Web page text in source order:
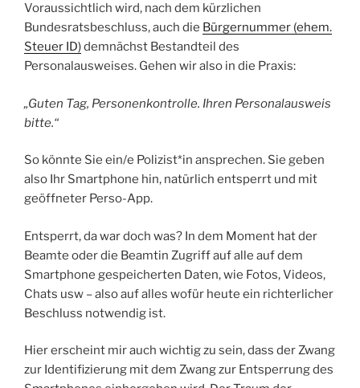
Voraussichtlich wird, nach dem kürzlichen
Bundesratsbeschluss, auch die Bürgernummer (ehem.
Steuer ID)demnächst Bestandteil des
Personalausweises. Gehen wir also in die Praxis:
„Guten Tag, Personenkontrolle. Ihren Personalausweis
bitte.“
So könnte Sie ein/e Polizist*in ansprechen. Sie geben
also Ihr Smartphone hin, natürlich entsperrt und mit
geöffneter Perso-App.
Entsperrt, da war doch was? In dem Moment hat der
Beamte oder die Beamtin Zugriff auf alle auf dem
Smartphone gespeicherten Daten, wie Fotos, Videos,
Chats usw – also auf alles wofür heute ein richterlicher
Beschluss notwendig ist.
Hier erscheint mir auch wichtig zu sein, dass der Zwang
zur Identifizierung mit dem Zwang zur Entsperrung des